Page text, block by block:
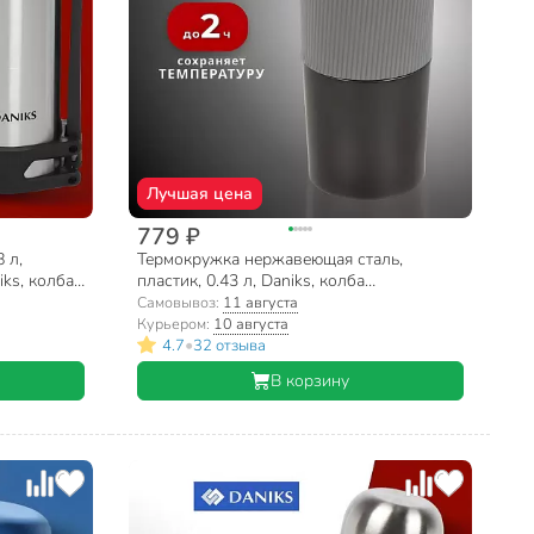
л,
колба
SL-
Лучшая цена
779 ₽
Термокружка нержавеющая сталь,
пластик, 0.43 л, Daniks, колба
нержавеющая сталь, серый, черная, JS-
002-black-grey
Самовывоз: 11 августа
Курьером: 10 августа
4.7•32 отзыва
В корзину